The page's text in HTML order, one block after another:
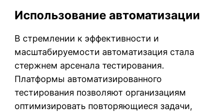
Использование автоматизации
В стремлении к эффективности и
масштабируемости автоматизация стала
стержнем арсенала тестирования.
Платформы автоматизированного
тестирования позволяют организациям
оптимизировать повторяющиеся задачи,